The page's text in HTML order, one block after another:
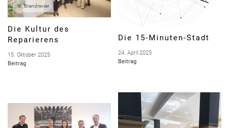
Brandrevier
Die Kultur des
Reparierens
15. Oktober 2025
Beitrag
Die 15-Minuten-Stadt
24. April 2025
Beitrag